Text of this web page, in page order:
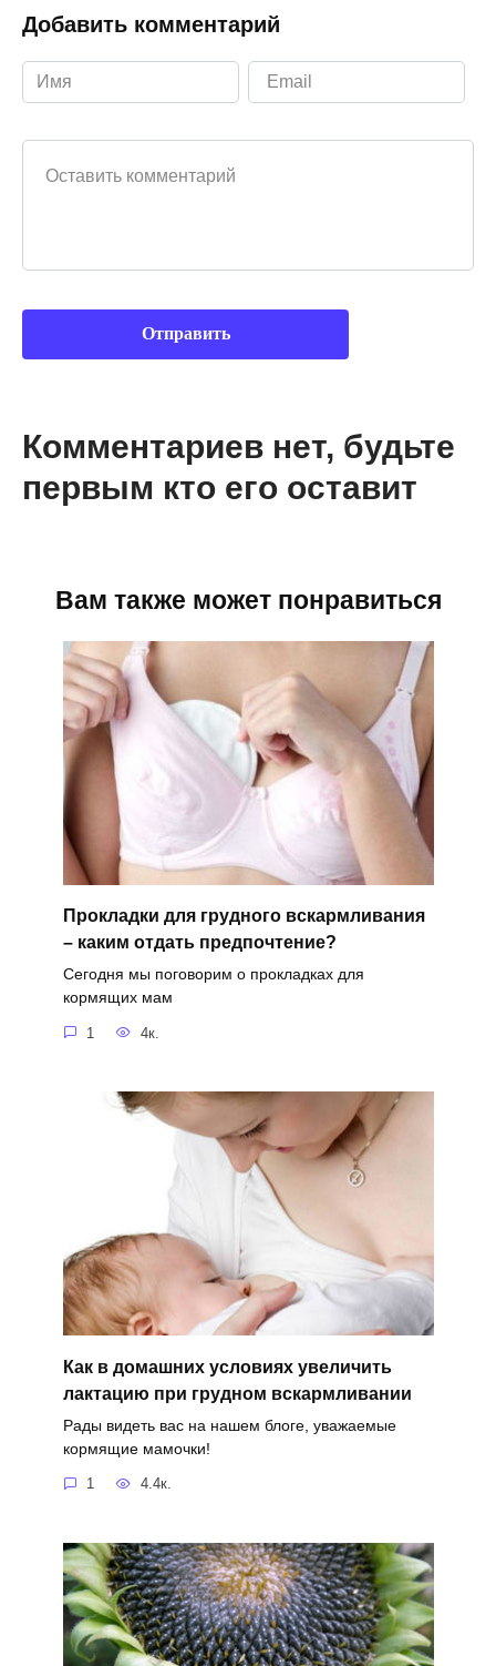
Добавить комментарий
Комментариев нет, будьте
первым кто его оставит
Вам также может понравиться
Прокладки для грудного вскармливания
– каким отдать предпочтение?
Сегодня мы поговорим о прокладках для
кормящих мам
1 4к.
Как в домашних условиях увеличить
лактацию при грудном вскармливании
Рады видеть вас на нашем блоге, уважаемые
кормящие мамочки!
1 4.4к.